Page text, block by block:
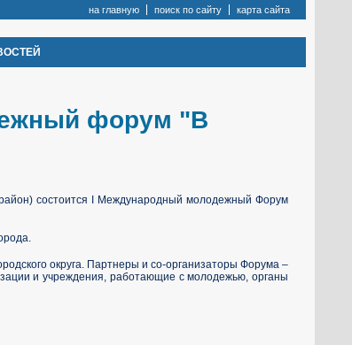
на главную поиск по сайту карта сайта
форум "В
состоится I Международный молодежный Форум
округа. Партнеры и со-организаторы Форума –
и учреждения, работающие с молодежью, органы